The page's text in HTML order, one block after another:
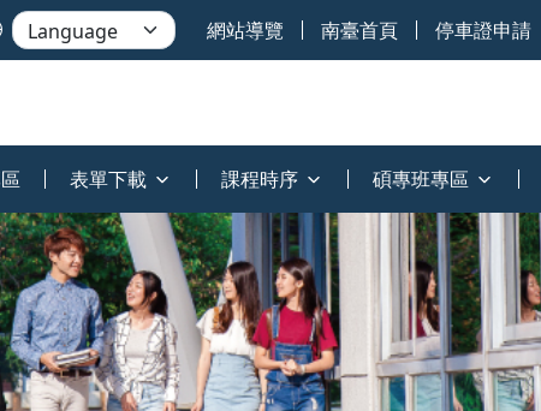
網站導覽 南臺首頁 停車證申請
表單下載 課程時序 碩專班專區